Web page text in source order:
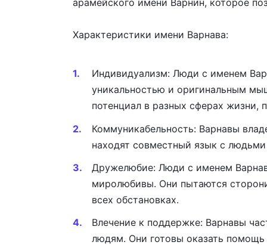
Характеристики имени Варнава:
Индивидуализм: Люди с именем
уникальностью и оригинальным
потенциал в разных сферах жизни,
Коммуникабельность: Варнавы
находят совместный язык с
Дружелюбие: Люди с именем
миролюбивы. Они пытаются
всех обстановках.
Влечение к поддержке: Варнавы
людям. Они готовы оказать